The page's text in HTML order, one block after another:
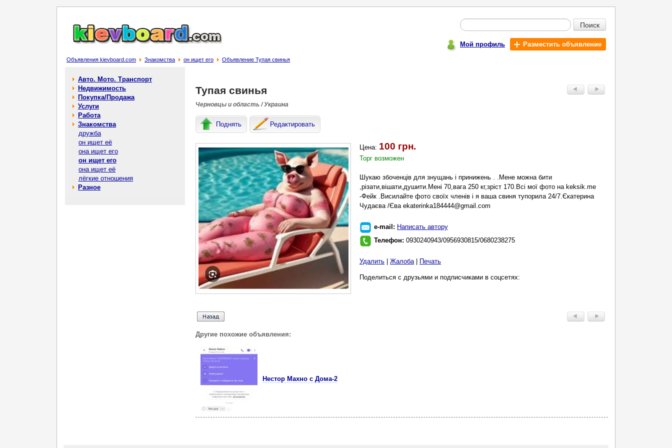
Поиск
Мой профиль Разместить объявление
Объявления kievboard.com Знакомства он ищет его Объявление Тупая свинья
Авто. Мото. Транспорт
Недвижимость
Покупка/Продажа
Услуги
Работа
Знакомства
дружба
он ищет её
она ищет его
он ищет его
она ищет её
лёгкие отношения
Разное
Тупая свинья
Черновцы и область / Украина
Поднять Редактировать
Цена: 100 грн.
Торг возможен
Шукаю збоченців для знущань і принижень . .Мене можна бити
,різати,вішати,душити.Мені 70,вага 250 кг,зріст 170.Всі мої фото на keksik.me
-Фейк .Висилайте фото своїх членів і я ваша свиня тупорила 24/7.Єкатерина
Чудаєва /Єва ekaterinka184444@gmail.com
e-mail: Написать автору
Телефон: 0930240943/0956930815/0680238275
Удалить Жалоба| Печать
Поделиться с друзьями и подписчиками в соцсетях:
Другие похожие объявления:
Нестор Махно с Дома-2